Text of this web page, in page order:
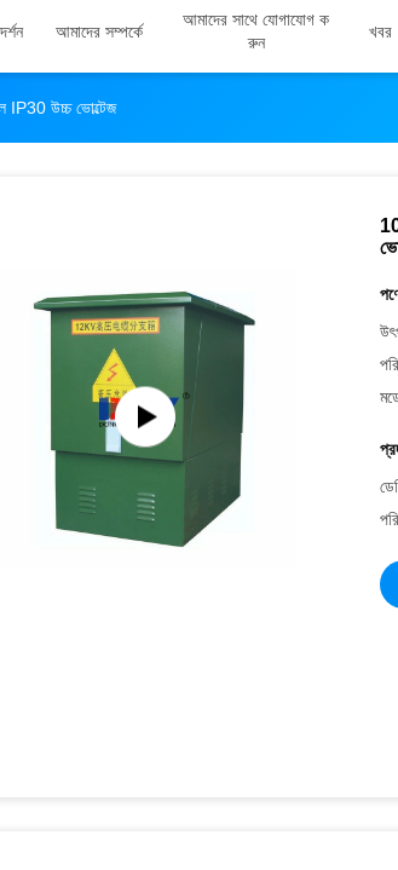
আমাদের সম্পর্কে
আমাদের সাথে যোগাযোগ ক
রুন
খবর
IP30 উচ্চ ভোল্টেজ